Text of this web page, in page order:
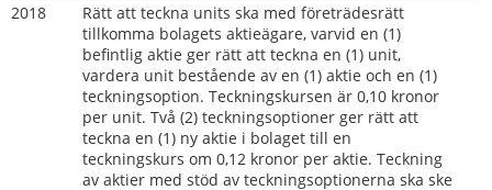
2018
Rätt att teckna units ska med företrädesrätt
tillkomma bolagets aktieägare, varvid en (1)
befintlig aktie ger rätt att teckna en (1) unit,
vardera unit bestående av en (1) aktie och en (1)
teckningsoption. Teckningskursen är 0,10 kronor
per unit. Två (2) teckningsoptioner ger rätt att
teckna en (1) ny aktie i bolaget till en
teckningskurs om 0,12 kronor per aktie. Teckning
av aktier med stöd av teckningsoptionerna ska ske